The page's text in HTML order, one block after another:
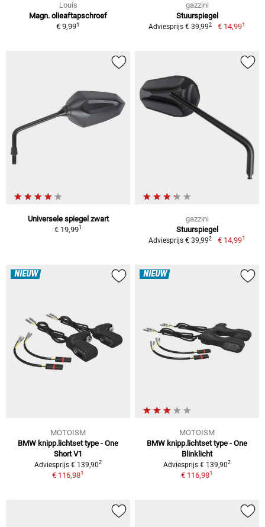
Louis
Magn. olieaftapschroef
€ 9,991
gazzini
Stuurspiegel
Adviesprijs € 39,992 € 14,991
Universele spiegel zwart
€ 19,991
gazzini
Stuurspiegel
Adviesprijs € 39,992 € 14,991
NIEUW
MOTOISM
BMW knipp.lichtset type - One
Short V1
Adviesprijs € 139,902
€ 116,981
NIEUW
MOTOISM
BMW knipp.lichtset type - One
Blinklicht
Adviesprijs € 139,902
€ 116,981